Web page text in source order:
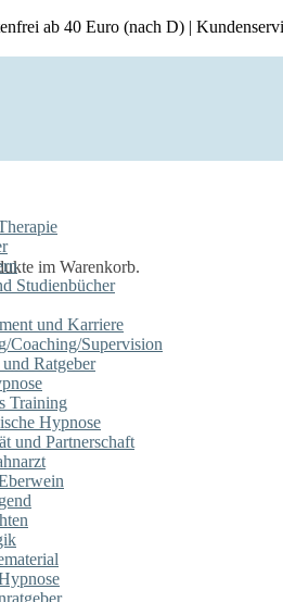
ab 40 Euro (nach D) |
im Warenkorb.
Studienbücher
und Karriere
Coaching/Supervision
Ratgeber
Training
Hypnose
und Partnerschaft